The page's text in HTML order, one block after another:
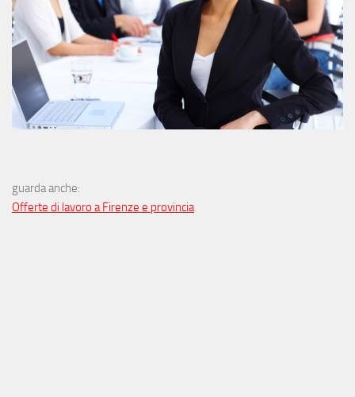
guarda anche:
Offerte di lavoro a Firenze e provincia